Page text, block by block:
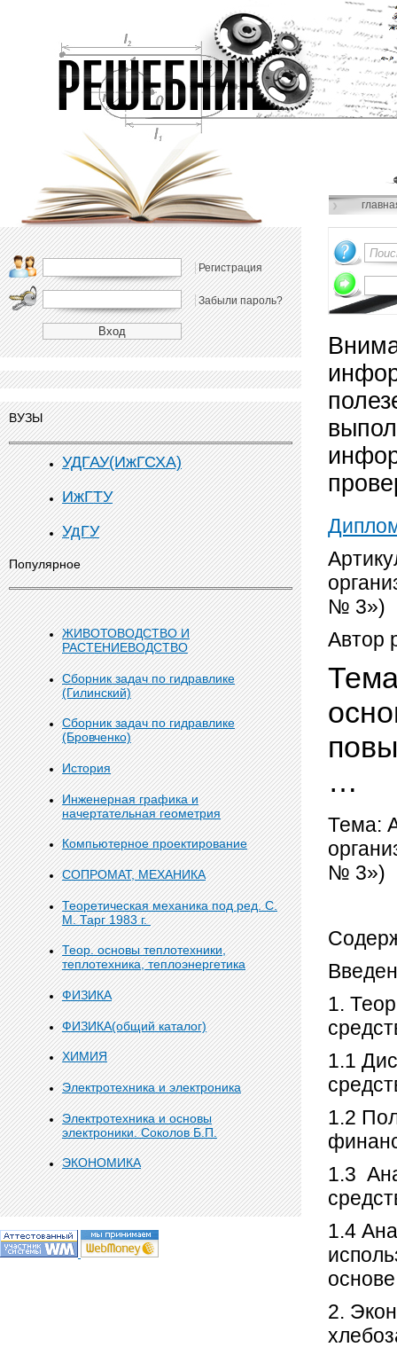
Регистрация
Забыли пароль?
ВУЗЫ
УДГАУ(ИжГСХА)
ИжГТУ
УдГУ
Популярное
ЖИВОТОВОДСТВО И
РАСТЕНИЕВОДСТВО
Сборник задач по гидравлике
(Гилинский)
Сборник задач по гидравлике
(Бровченко)
История
Инженерная графика и
начертательная геометрия
Компьютерное проектирование
СОПРОМАТ, МЕХАНИКА
Теоретическая механика под ред. С.
М. Тарг 1983 г.
Теор. основы теплотехники,
теплотехника, теплоэнергетика
ФИЗИКА
ФИЗИКА(общий каталог)
ХИМИЯ
Электротехника и электроника
Электротехника и основы
электроники. Соколов Б.П.
ЭКОНОМИКА
№ 3»)
Автор
…
Тема:
№ 3»)
1.
1.1
1.2
1.3
1.4
2.